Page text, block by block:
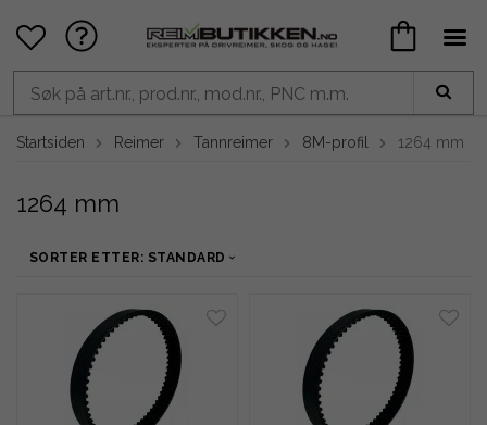
Startsiden Reimer Tannreimer 8M-profil 1264 mm
1264 mm
SORTER ETTER: STANDARD